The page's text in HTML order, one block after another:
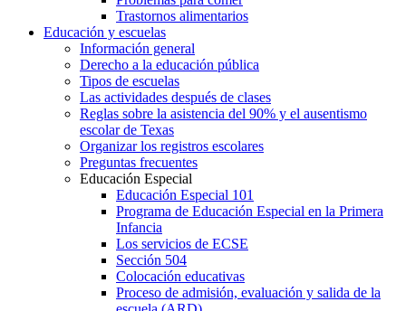
Trastornos alimentarios
Educación y escuelas
Información general
Derecho a la educación pública
Tipos de escuelas
Las actividades después de clases
Reglas sobre la asistencia del 90% y el ausentismo
escolar de Texas
Organizar los registros escolares
Preguntas frecuentes
Educación Especial
Educación Especial 101
Programa de Educación Especial en la Primera
Infancia
Los servicios de ECSE
Sección 504
Colocación educativas
Proceso de admisión, evaluación y salida de la